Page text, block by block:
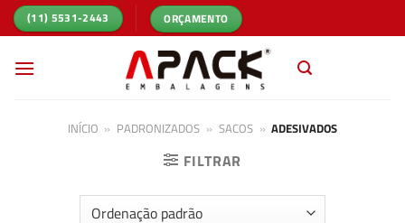
Skip
to
(11) 5531-2443 ORÇAMENTO
INÍCIO » PADRONIZADOS » SACOS » ADESIVADOS
FILTRAR